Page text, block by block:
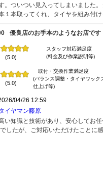
。ついつい見入ってしまいました
１本取ってくれ、タイヤを組み付
ってワックス… これをお2人で4本
無料と良心的！！機会あればまたお
優良店のお手本のようなお店です
(5.0)
スタッフ対応満足度
(料金及び作業説明等)
(5.0)
取付・交換作業満足度
(バランス調整・タイヤワック
仕上げ等)
04/26 12:59
イヤマン藤原
い知識と技術があり、安心してお
したが、ご対応いただけたことに感